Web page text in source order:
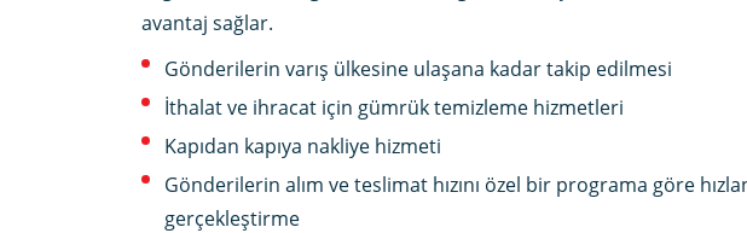
avantaj sağlar.
Gönderilerin varış ülkesine ulaşana kadar takip edilmesi
İthalat ve ihracat için gümrük temizleme hizmetleri
Kapıdan kapıya nakliye hizmeti
Gönderilerin alım ve teslimat hızını özel bir programa göre
gerçekleştirme